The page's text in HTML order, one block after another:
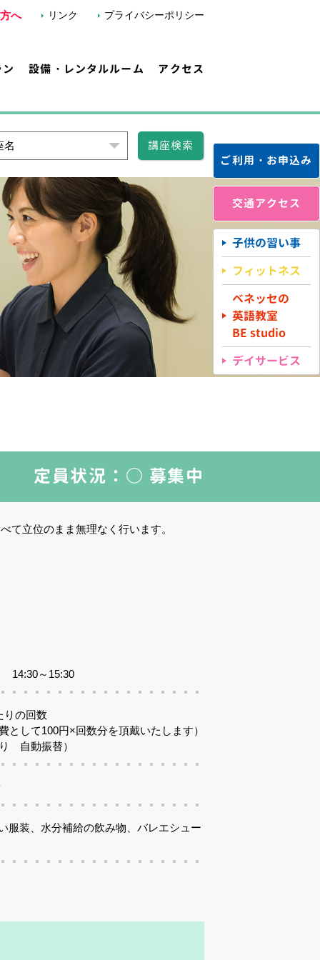
設備・レンタルルーム アクセス
へ リンク プライバシーポリシー
ご利用・お申込み
交通アクセス
子供の習い事
フィットネス
ベネッセの
英語教室
BE studio
デイサービス
名 講座検索
定員状況： ○ 募集中
て立位のまま無理なく行います。
～15:30
りの回数
として100円×回数分を頂戴いたします）
自動振替）
服装、水分補給の飲み物、バレエシュー